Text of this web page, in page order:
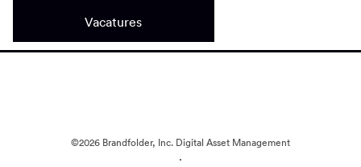
Vacatures
©2026 Brandfolder, Inc. Digital Asset Management
·